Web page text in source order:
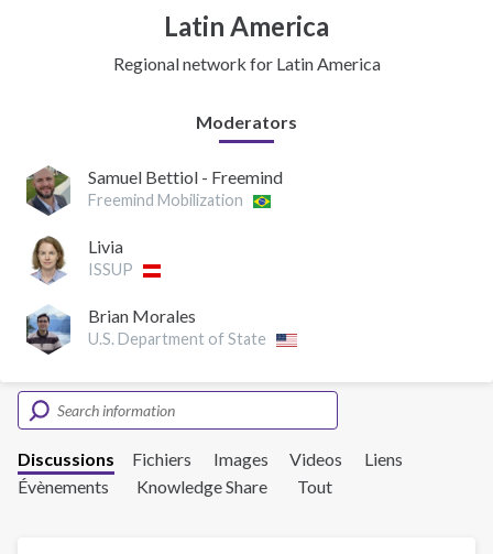
Latin America
Regional network for Latin America
Moderators
Samuel Bettiol - Freemind
Freemind Mobilization
Livia
ISSUP
Brian Morales
U.S. Department of State
Discussions Fichiers Images Videos
Liens
Évènements
Knowledge Share Tout